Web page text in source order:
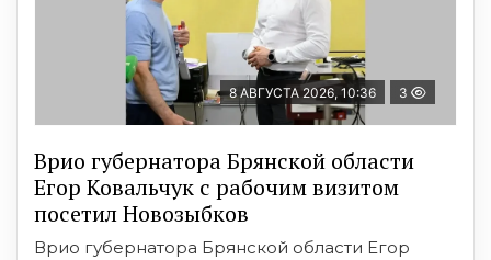
8 АВГУСТА 2026, 10:36 3
Врио губернатора Брянской области
Егор Ковальчук с рабочим визитом
посетил Новозыбков
Врио губернатора Брянской области Егор